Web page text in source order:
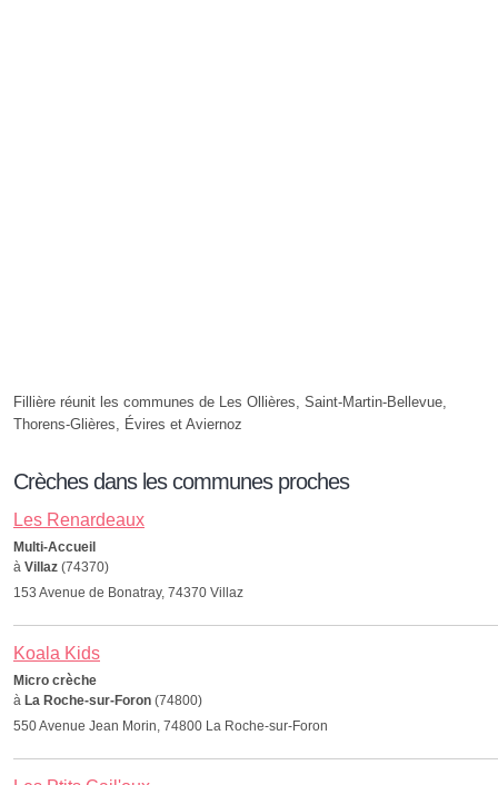
Fillière réunit les communes de Les Ollières, Saint-Martin-Bellevue,
Thorens-Glières, Évires et Aviernoz
Crèches dans les communes proches
Les Renardeaux
Multi-Accueil
à Villaz (74370)
153 Avenue de Bonatray, 74370 Villaz
Koala Kids
Micro crèche
à La Roche-sur-Foron (74800)
550 Avenue Jean Morin, 74800 La Roche-sur-Foron